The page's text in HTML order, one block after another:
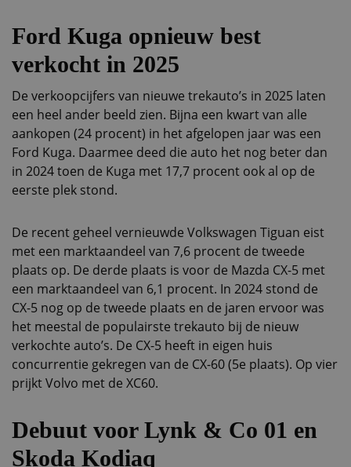
Ford Kuga opnieuw best
verkocht in 2025
De verkoopcijfers van nieuwe trekauto’s in 2025 laten
een heel ander beeld zien. Bijna een kwart van alle
aankopen (24 procent) in het afgelopen jaar was een
Ford Kuga. Daarmee deed die auto het nog beter dan
in 2024 toen de Kuga met 17,7 procent ook al op de
eerste plek stond.
De recent geheel vernieuwde Volkswagen Tiguan eist
met een marktaandeel van 7,6 procent de tweede
plaats op. De derde plaats is voor de Mazda CX-5 met
een marktaandeel van 6,1 procent. In 2024 stond de
CX-5 nog op de tweede plaats en de jaren ervoor was
het meestal de populairste trekauto bij de nieuw
verkochte auto’s. De CX-5 heeft in eigen huis
concurrentie gekregen van de CX-60 (5e plaats). Op vier
prijkt Volvo met de XC60.
Debuut voor Lynk & Co 01 en
Skoda Kodiaq